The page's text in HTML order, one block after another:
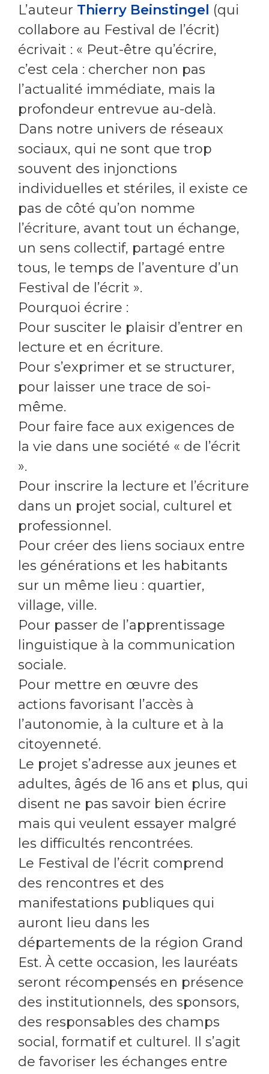
L’auteur Thierry Beinstingel (qui
collabore au Festival de l’écrit)
écrivait : « Peut-être qu’écrire,
c’est cela : chercher non pas
l’actualité immédiate, mais la
profondeur entrevue au-delà.
Dans notre univers de réseaux
sociaux, qui ne sont que trop
souvent des injonctions
individuelles et stériles, il existe ce
pas de côté qu’on nomme
l’écriture, avant tout un échange,
un sens collectif, partagé entre
tous, le temps de l’aventure d’un
Festival de l’écrit ».
Pourquoi écrire :
Pour susciter le plaisir d’entrer en
lecture et en écriture.
Pour s’exprimer et se structurer,
pour laisser une trace de soi-
même.
Pour faire face aux exigences de
la vie dans une société « de l’écrit
».
Pour inscrire la lecture et l’écriture
dans un projet social, culturel et
professionnel.
Pour créer des liens sociaux entre
les générations et les habitants
sur un même lieu : quartier,
village, ville.
Pour passer de l’apprentissage
linguistique à la communication
sociale.
Pour mettre en œuvre des
actions favorisant l’accès à
l’autonomie, à la culture et à la
citoyenneté.
Le projet s’adresse aux jeunes et
adultes, âgés de 16 ans et plus, qui
disent ne pas savoir bien écrire
mais qui veulent essayer malgré
les difficultés rencontrées.
Le Festival de l’écrit comprend
des rencontres et des
manifestations publiques qui
auront lieu dans les
départements de la région Grand
Est. À cette occasion, les lauréats
seront récompensés en présence
des institutionnels, des sponsors,
des responsables des champs
social, formatif et culturel. Il s’agit
de favoriser les échanges entre